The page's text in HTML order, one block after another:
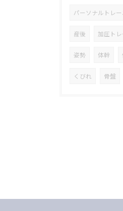
パーソナルトレ
産後 加圧ト
姿勢 体幹
くびれ 骨盤